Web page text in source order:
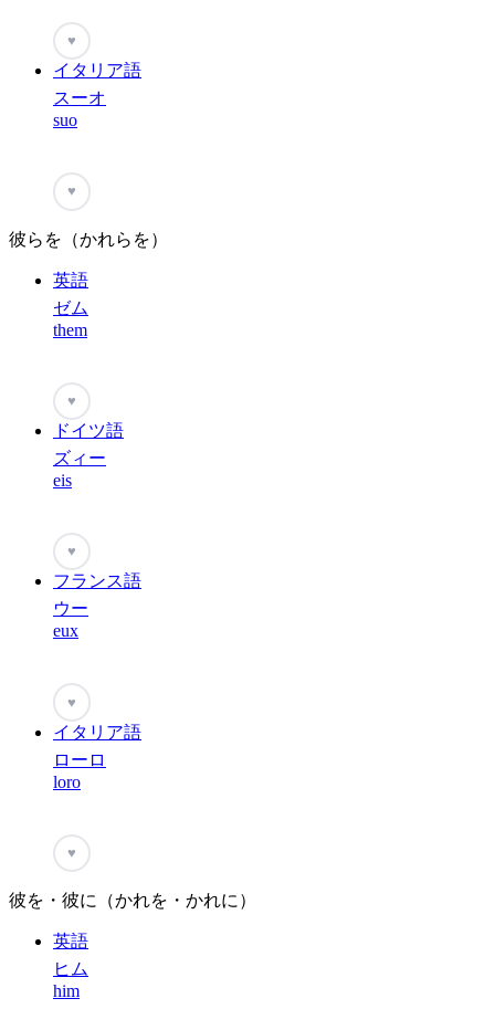
♥
イタリア語
スーオ
suo
♥
彼らを（かれらを）
英語
ゼム
them
♥
ドイツ語
ズィー
eis
♥
フランス語
ウー
eux
♥
イタリア語
ローロ
loro
♥
彼を・彼に（かれを・かれに）
英語
ヒム
him